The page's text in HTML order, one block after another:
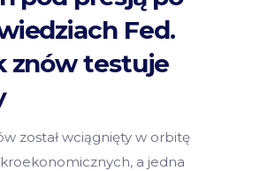
Fed.
znów testuje
został wciągnięty w orbitę
a jedna